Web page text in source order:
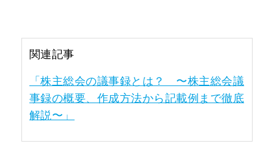
関連記事
「株主総会の議事録とは？ 〜株主総会議
事録の概要、作成方法から記載例まで徹底
解説〜」